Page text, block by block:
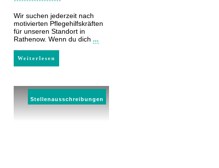
Wir suchen jederzeit nach
motivierten Pflegehilfskräften
für unseren Standort in
Rathenow. Wenn du dich ...
Weiterlesen
Stellenausschreibungen